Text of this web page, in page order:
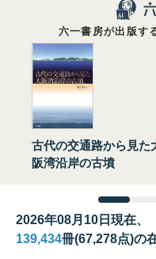
六一書房が出版す
古代の交通路から見た
阪湾沿岸の古墳
2026年08月10日現在、
139,434冊(67,278点)の